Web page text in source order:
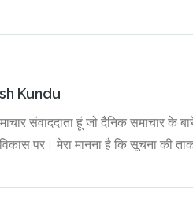
Kundu
संवाददाता हूं जो दैनिक समाचार के
पर। मेरा मानना है कि सूचना की